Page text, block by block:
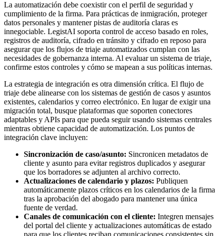
La automatización debe coexistir con el perfil de seguridad y
cumplimiento de la firma. Para prácticas de inmigración, proteger
datos personales y mantener pistas de auditoría claras es
innegociable. LegistAI soporta control de acceso basado en roles,
registros de auditoría, cifrado en tránsito y cifrado en reposo para
asegurar que los flujos de triaje automatizados cumplan con las
necesidades de gobernanza interna. Al evaluar un sistema de triaje,
confirme estos controles y cómo se mapean a sus políticas internas.
La estrategia de integración es otra dimensión crítica. El flujo de
triaje debe alinearse con los sistemas de gestión de casos y asuntos
existentes, calendarios y correo electrónico. En lugar de exigir una
migración total, busque plataformas que soporten conectores
adaptables y APIs para que pueda seguir usando sistemas centrales
mientras obtiene capacidad de automatización. Los puntos de
integración clave incluyen:
Sincronización de caso/asunto: Sincronicen metadatos de
cliente y asunto para evitar registros duplicados y asegurar
que los borradores se adjunten al archivo correcto.
Actualizaciones de calendario y plazos: Publiquen
automáticamente plazos críticos en los calendarios de la firma
tras la aprobación del abogado para mantener una única
fuente de verdad.
Canales de comunicación con el cliente: Integren mensajes
del portal del cliente y actualizaciones automáticas de estado